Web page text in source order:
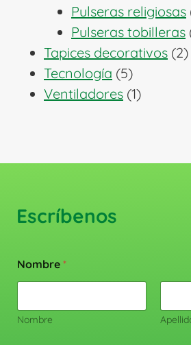
Pulseras religiosas
Pulseras tobilleras
Tapices decorativos 22
Tecnología 55
productos
Ventiladores 11
Escríbenos
Nombre *
Nombre